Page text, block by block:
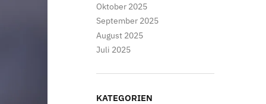
Oktober 2025
September 2025
August 2025
Juli 2025
KATEGORIEN